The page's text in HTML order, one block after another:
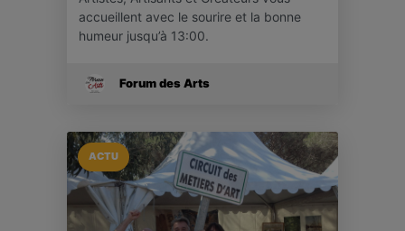
accueillent avec le sourire et la bonne
humeur jusqu’à 13:00.
Forum des Arts
ACTU